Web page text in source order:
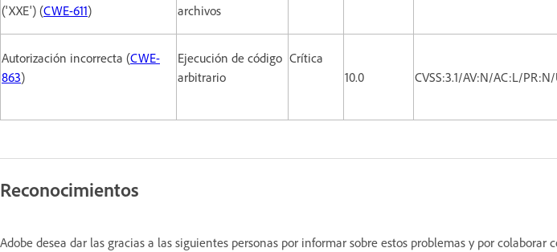
('XXE') (CWE-611)
archivos
Autorización incorrecta (CWE-
863)
Ejecución de código
arbitrario
Crítica
10.0
CVSS:3.1/AV:N/AC:L/
Reconocimientos
Adobe desea dar las gracias a las siguientes personas por informar sobre estos problemas y por colaborar